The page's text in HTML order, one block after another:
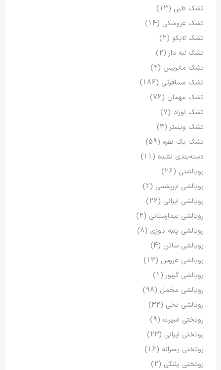
تشک طبی (13)
تشک عروسکی (14)
تشک لایکو (2)
تشک لبه دار (2)
تشک ماتریس (2)
تشک مسافرتی (186)
تشک مهمان (76)
تشک نوزاد (7)
تشک ویستر (3)
تشک یک نفره (59)
دسته‌بندی نشده (11)
روبالشتی (26)
روبالشی ابریشمی (2)
روبالشی ایرانی (26)
روبالشی بیمارستانی (2)
روبالشی پنبه دوزی (8)
روبالشی ساتن (4)
روبالشی عروس (13)
روبالشی گیپور (1)
روبالشی مخمل (98)
روبالشی نخی (32)
روتختی اسپرت (9)
روتختی ایرانی (23)
روتختی پسرانه (16)
روتختی پلنگی (2)